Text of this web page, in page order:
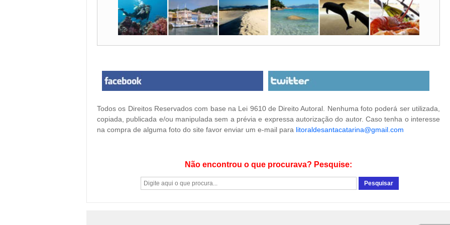
Todos os Direitos Reservados com base na Lei 9610 de Direito Autoral. Nenhuma foto poderá ser utilizada,
copiada, publicada e/ou manipulada sem a prévia e expressa autorização do autor. Caso tenha o interesse
na compra de alguma foto do site favor enviar um e-mail para litoraldesantacatarina@gmail.com
Não encontrou o que procurava? Pesquise: